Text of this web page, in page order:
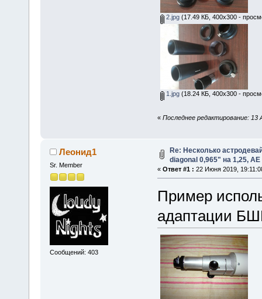
2.jpg(17.49 КБ, 400x300 -
1.jpg(18.24 КБ, 400x300 -
« Последнее редактирование: 13
Леонид1
Sr. Member
Сообщений: 403
Re: Несколько
diagonal 0,965" на 1,25,
« Ответ #1 : 22 Июня 2019,
Пример
адаптации